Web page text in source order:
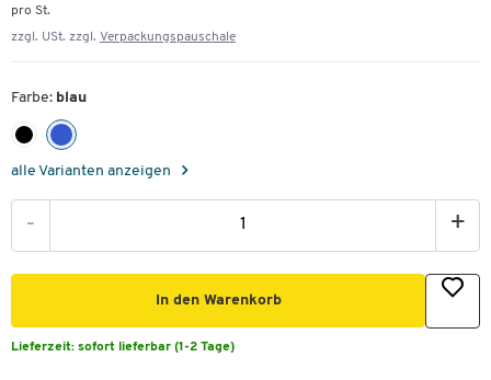
pro St.
zzgl. USt. zzgl. Verpackungspauschale
Farbe: blau
alle Varianten anzeigen
- +
In den Warenkorb
Lieferzeit: sofort lieferbar (1-2 Tage)